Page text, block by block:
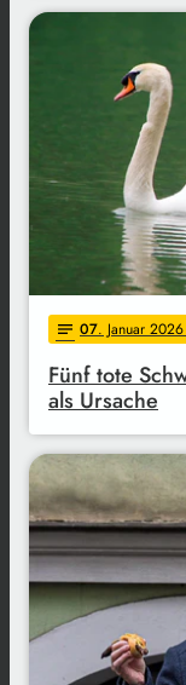
notes 07. Januar
Fünf tote
als Ursache